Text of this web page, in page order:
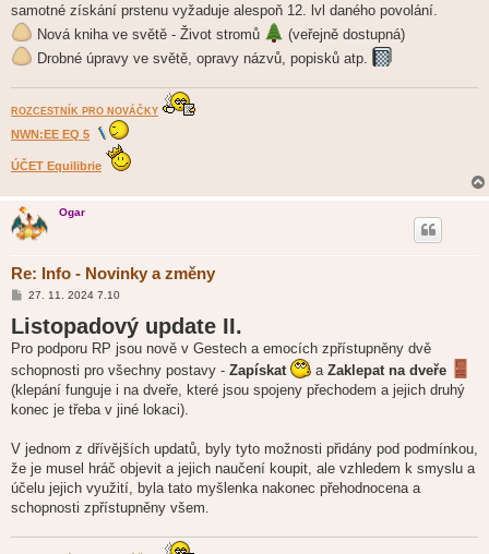
samotné získání prstenu vyžaduje alespoň 12. lvl daného povolání.
Nová kniha ve světě - Život stromů
(veřejně dostupná)
Drobné úpravy ve světě, opravy názvů, popisků atp.
ROZCESTNÍK PRO NOVÁČKY
NWN:EE EQ 5
ÚČET Equilibrie
Ogar
Re: Info - Novinky a změny
P
í
s
p
v
e
k
27. 11. 2024 7.10
Listopadový update II.
Pro podporu RP jsou nově v Gestech a emocích zpřístupněny dvě
schopnosti pro všechny postavy - Zapískat a Zaklepat na dveře
(klepání funguje i na dveře, které jsou spojeny přechodem a jejich druhý
konec je třeba v jiné lokaci).
V jednom z dřívějších updatů, byly tyto možnosti přidány pod podmínkou,
že je musel hráč objevit a jejich naučení koupit, ale vzhledem k smyslu a
účelu jejich využití, byla tato myšlenka nakonec přehodnocena a
schopnosti zpřístupněny všem.